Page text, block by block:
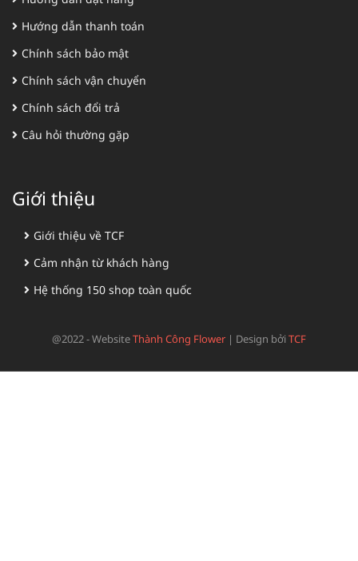
Hướng dẫn thanh toán
Chính sách bảo mật
Chính sách vận chuyển
Chính sách đổi trả
Câu hỏi thường gặp
Giới thiệu
Giới thiệu về TCF
Cảm nhận từ khách hàng
Hệ thống 150 shop toàn quốc
@2022 - WebsiteThành Công Flower | Design bởiTCF